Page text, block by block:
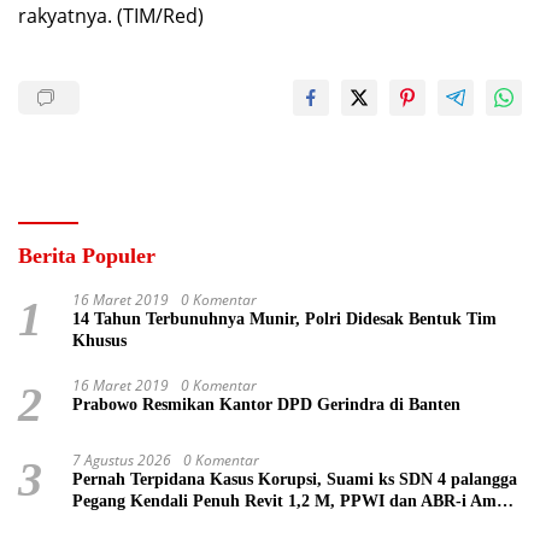
rakyatnya. (TIM/Red)
Berita Populer
1 16 Maret 2019 0 Komentar
14 Tahun Terbunuhnya Munir, Polri Didesak Bentuk Tim
Khusus
2 16 Maret 2019 0 Komentar
Prabowo Resmikan Kantor DPD Gerindra di Banten
3 7 Agustus 2026 0 Komentar
Pernah Terpidana Kasus Korupsi, Suami ks SDN 4 palangga
Pegang Kendali Penuh Revit 1,2 M, PPWI dan ABR-i Ambil